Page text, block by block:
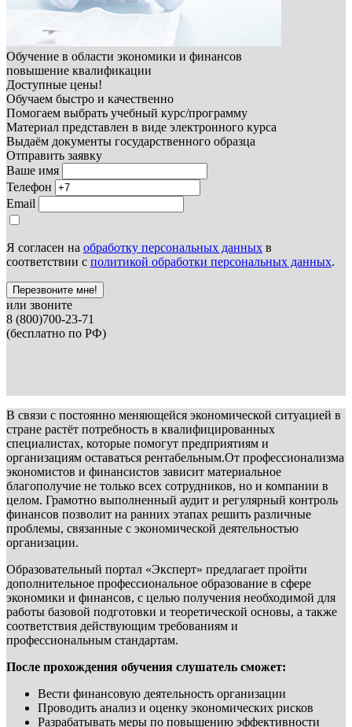
Обучение в области экономики и финансов
повышение квалификации
Доступные цены!
Обучаем быстро и качественно
Помогаем выбрать учебный курс/программу
Материал представлен в виде электронного курса
Выдаём документы государственного образца
Отправить заявку
Ваше имя
Телефон
Email
Я согласен на обработку персональных данных в
соответствии с политикой обработки персональных данных.
Перезвоните мне!
или звоните
8 (800)700-23-71
(бесплатно по РФ)
В связи с постоянно меняющейся экономической ситуацией в
стране растёт потребность в квалифицированных
специалистах, которые помогут предприятиям и
организациям оставаться рентабельным.От профессионализма
экономистов и финансистов зависит материальное
благополучие не только всех сотрудников, но и компании в
целом. Грамотно выполненный аудит и регулярный контроль
финансов позволит на ранних этапах решить различные
проблемы, связанные с экономической деятельностью
организации.
Образовательный портал «Эксперт» предлагает пройти
дополнительное профессиональное образование в сфере
экономики и финансов, с целью получения необходимой для
работы базовой подготовки и теоретической основы, а также
соответствия действующим требованиям и
профессиональным стандартам.
После прохождения обучения слушатель сможет:
Вести финансовую деятельность организации
Проводить анализ и оценку экономических рисков
Разрабатывать меры по повышению эффективности